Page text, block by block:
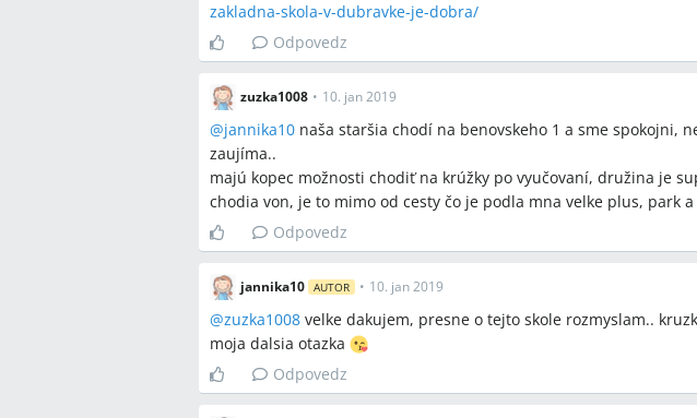
zakladna-skola-v-dubravke-je-dobra/
Odpovedz
zuzka1008 • 10. jan 2019
@jannika10 naša staršia chodí na benovskeho 1 a sme spokojni,
zaujíma..
majú kopec možnosti chodiť na krúžky po vyučovaní, družina je
chodia von, je to mimo od cesty čo je podla mna velke plus, park
Odpovedz
jannika10 AUTOR • 10. jan 2019
@zuzka1008 velke dakujem, presne o tejto skole rozmyslam..
moja dalsia otazka
Odpovedz